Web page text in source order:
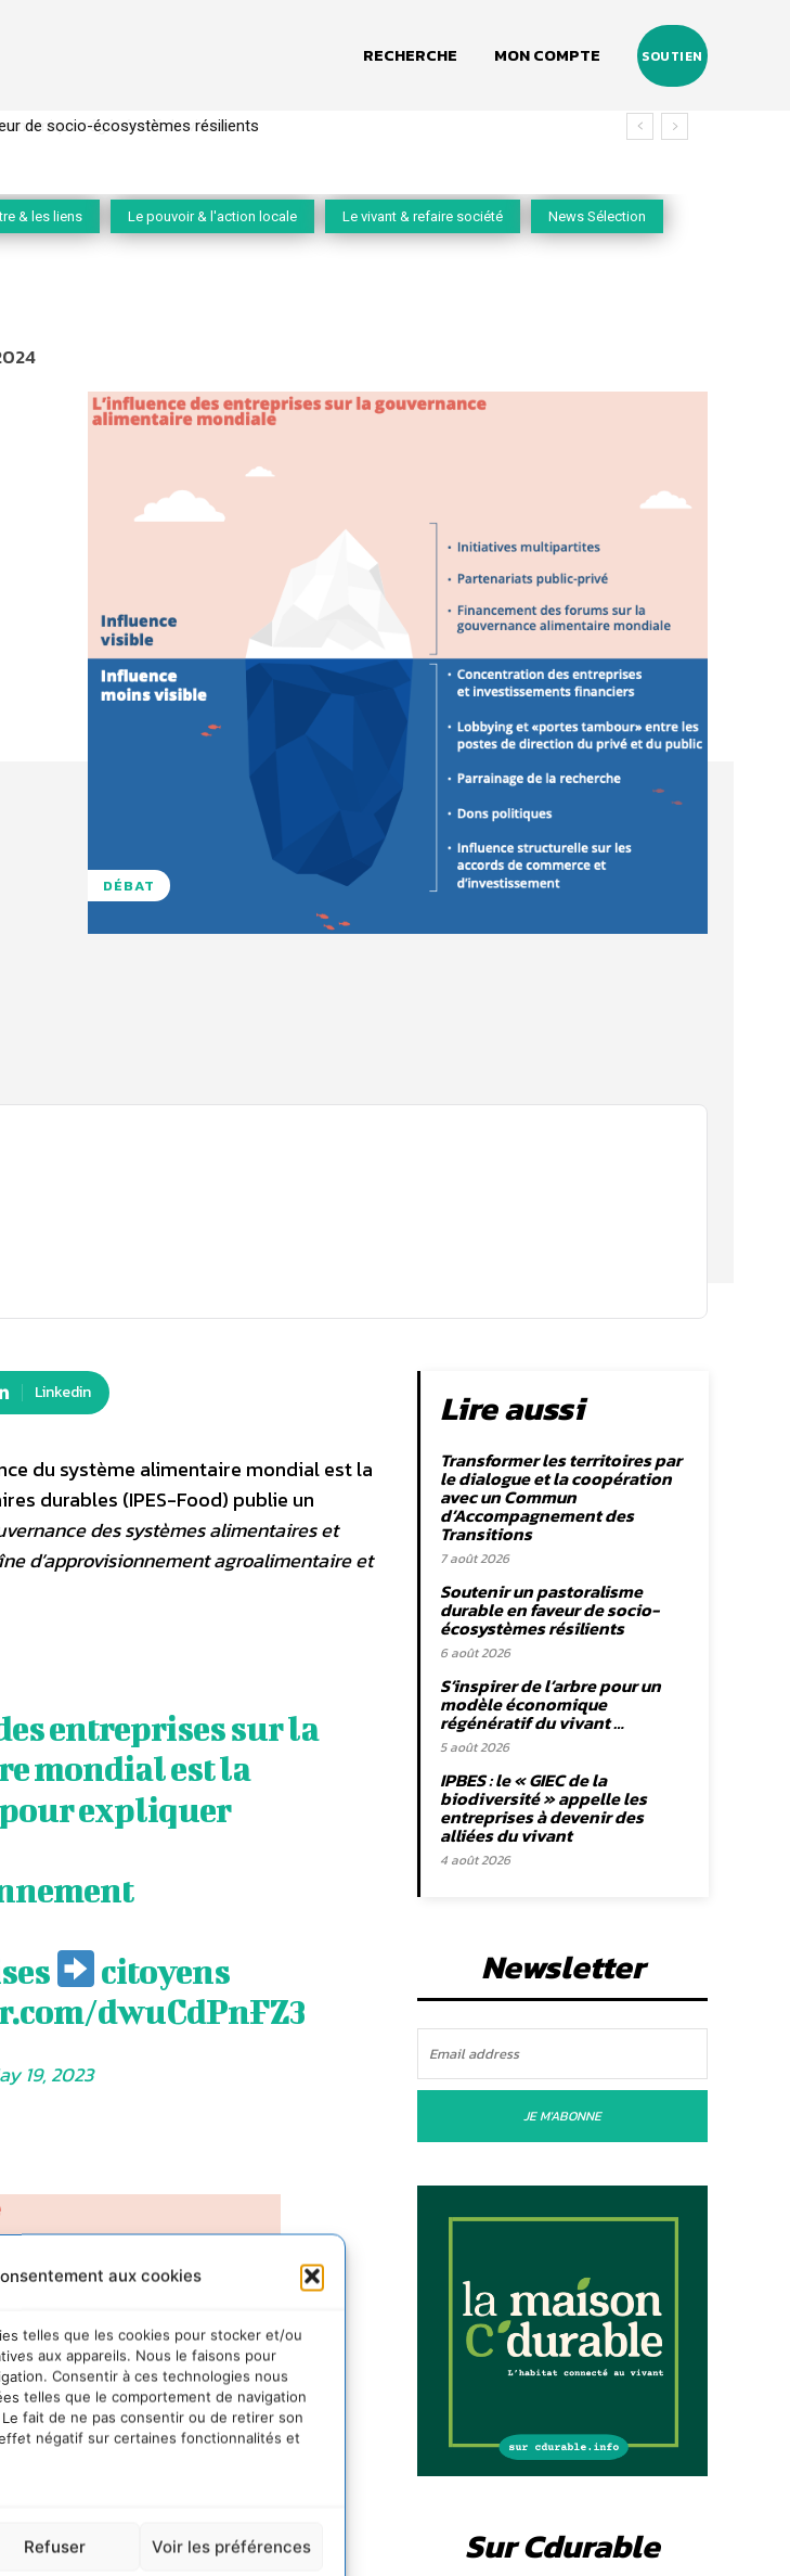
aux cookies
telles que les cookies pour stocker et/ou
aux appareils. Nous le faisons pour
Consentir à ces technologies nous
telles que le comportement de navigation
fait de ne pas consentir ou de retirer son
négatif sur certaines fonctionnalités et
Refuser Voir les préférences
RECHERCHE MON COMPTE SOUTIEN
régénératif du vivant …
& les liens Le pouvoir & l'action locale Le vivant & refaire société News Sélection
DÉBAT
Linkedin
du système alimentaire mondial est la
durables (IPES-Food) publie un
des systèmes alimentaires et
d’approvisionnement agroalimentaire et
entreprises sur la
mondial est la
pour expliquer
citoyens
dwuCdPnFZ3
19, 2023
Lire aussi
Transformer les territoires par
le dialogue et la coopération
avec un Commun
d’Accompagnement des
Transitions
7 août 2026
Soutenir un pastoralisme
durable en faveur de socio-
écosystèmes résilients
6 août 2026
S’inspirer de l’arbre pour un
modèle économique
régénératif du vivant …
5 août 2026
IPBES : le « GIEC de la
biodiversité » appelle les
entreprises à devenir des
alliées du vivant
4 août 2026
Newsletter
JE M'ABONNE
Sur Cdurable